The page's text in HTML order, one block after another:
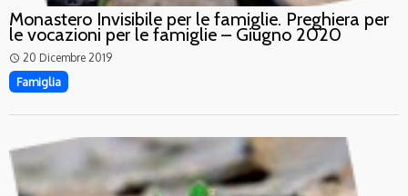
Monastero Invisibile per le famiglie. Preghiera per
le vocazioni per le famiglie – Giugno 2020
access_time 20 Dicembre 2019
Famiglia